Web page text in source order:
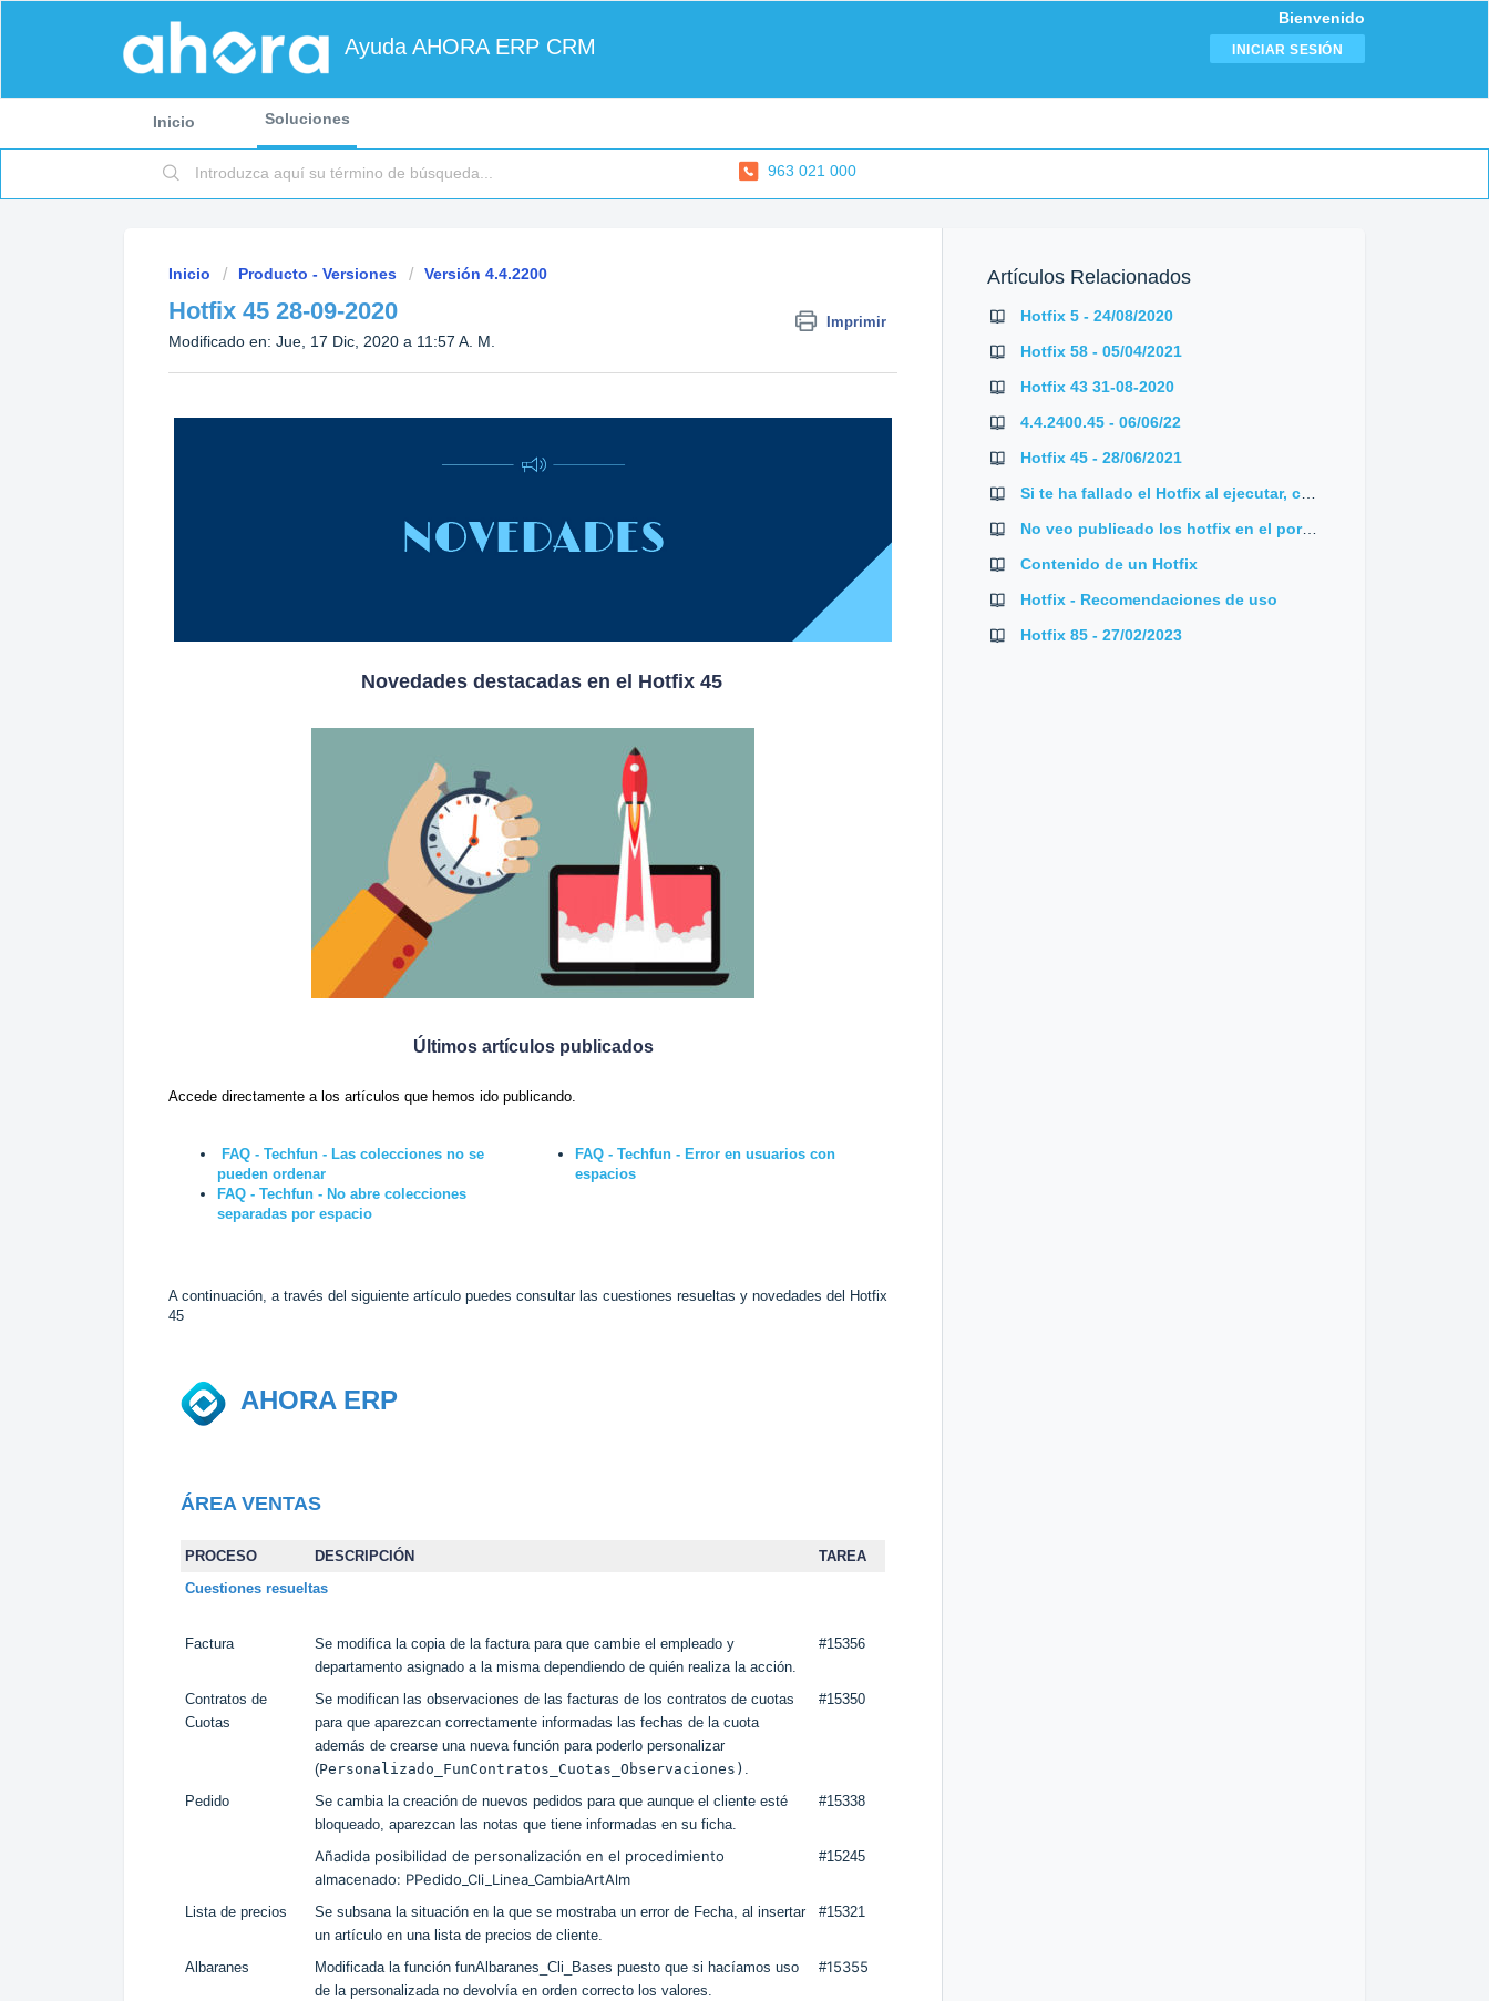
Ayuda AHORA ERP CRM
Bienvenido
INICIAR SESIÓN
Inicio Soluciones
963 021 000
Inicio Producto - Versiones Versión 4.4.2200
Hotfix 45 28-09-2020 Imprimir
Modificado en: Jue, 17 Dic, 2020 a 11:57 A. M.
Novedades destacadas en el Hotfix 45
Últimos artículos publicados
Accede directamente a los artículos que hemos ido publicando.
FAQ - Techfun - Las colecciones no se
pueden ordenar
FAQ - Techfun - No abre colecciones
separadas por espacio
FAQ - Techfun - Error en usuarios con
espacios
A continuación, a través del siguiente artículo puedes consultar las cuestiones resueltas y novedades del Hotfix
45
AHORA ERP
ÁREA VENTAS
PROCESO DESCRIPCIÓN
TAREA
Cuestiones resueltas
Factura
Se modifica la copia de la factura para que cambie el empleado y
departamento asignado a la misma dependiendo de quién realiza la acción.
#15356
Contratos de
Cuotas
Se modifican las observaciones de las facturas de los contratos de cuotas
para que aparezcan correctamente informadas las fechas de la cuota
además de crearse una nueva función para poderlo personalizar
(Personalizado_FunContratos_Cuotas_Observaciones) .
#15350
Pedido
Se cambia la creación de nuevos pedidos para que aunque el cliente esté
bloqueado, aparezcan las notas que tiene informadas en su ficha.
#15338
Añadida posibilidad de personalización en el procedimiento
almacenado: PPedido_Cli_Linea_CambiaArtAlm
#15245
Lista de precios
Se subsana la situación en la que se mostraba un error de Fecha, al insertar
un artículo en una lista de precios de cliente.
#15321
Albaranes
Modificada la función funAlbaranes_Cli_Bases puesto que si hacíamos uso
de la personalizada no devolvía en orden correcto los valores.
#15355
Artículos Relacionados
Hotfix 5 - 24/08/2020
Hotfix 58 - 05/04/2021
Hotfix 43 31-08-2020
4.4.2400.45 - 06/06/22
Hotfix 45 - 28/06/2021
No veo publicado los hotfix en el portal de Canal
Contenido de un Hotfix
Hotfix - Recomendaciones de uso
Hotfix 85 - 27/02/2023